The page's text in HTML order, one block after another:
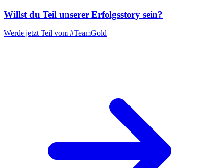
Willst du Teil unserer Erfolgsstory sein?
Werde jetzt Teil vom #TeamGold